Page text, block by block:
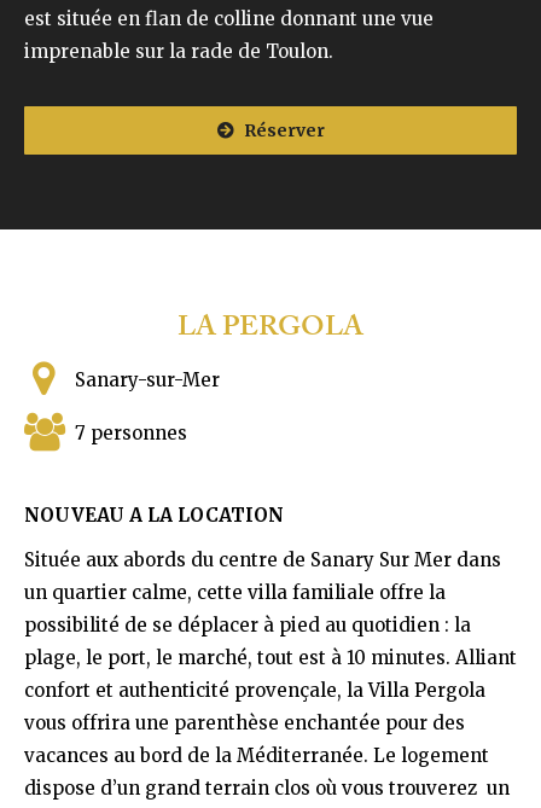
est située en flan de colline donnant une vue
imprenable sur la rade de Toulon.
Réserver
LA PERGOLA
Sanary-sur-Mer
7 personnes
NOUVEAU A LA LOCATION
Située aux abords du centre de Sanary Sur Mer dans
un quartier calme, cette villa familiale offre la
possibilité de se déplacer à pied au quotidien : la
plage, le port, le marché, tout est à 10 minutes. Alliant
confort et authenticité provençale, la Villa Pergola
vous offrira une parenthèse enchantée pour des
vacances au bord de la Méditerranée. Le logement
dispose d’un grand terrain clos où vous trouverez un